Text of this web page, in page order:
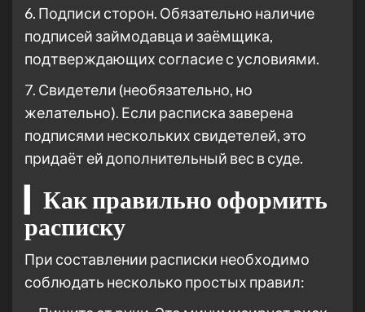
6. Подписи сторон. Обязательно наличие
подписей займодавца и заёмщика,
подтверждающих согласие с условиями.
7. Свидетели (необязательно, но
желательно). Если расписка заверена
подписями нескольких свидетелей, это
придаёт ей дополнительный вес в суде.
▎Как правильно оформить
расписку
При составлении расписки необходимо
соблюдать несколько простых правил: